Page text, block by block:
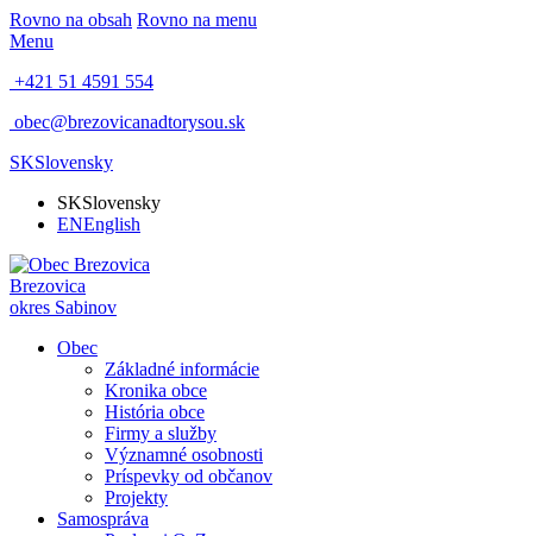
Rovno na obsah Rovno na menu
Menu
+421 51 4591 554
obec@brezovicanadtorysou.sk
SKSlovensky
SKSlovensky
ENEnglish
Brezovica
okres Sabinov
Obec
Základné informácie
Kronika obce
História obce
Firmy a služby
Významné osobnosti
Príspevky od občanov
Projekty
Samospráva